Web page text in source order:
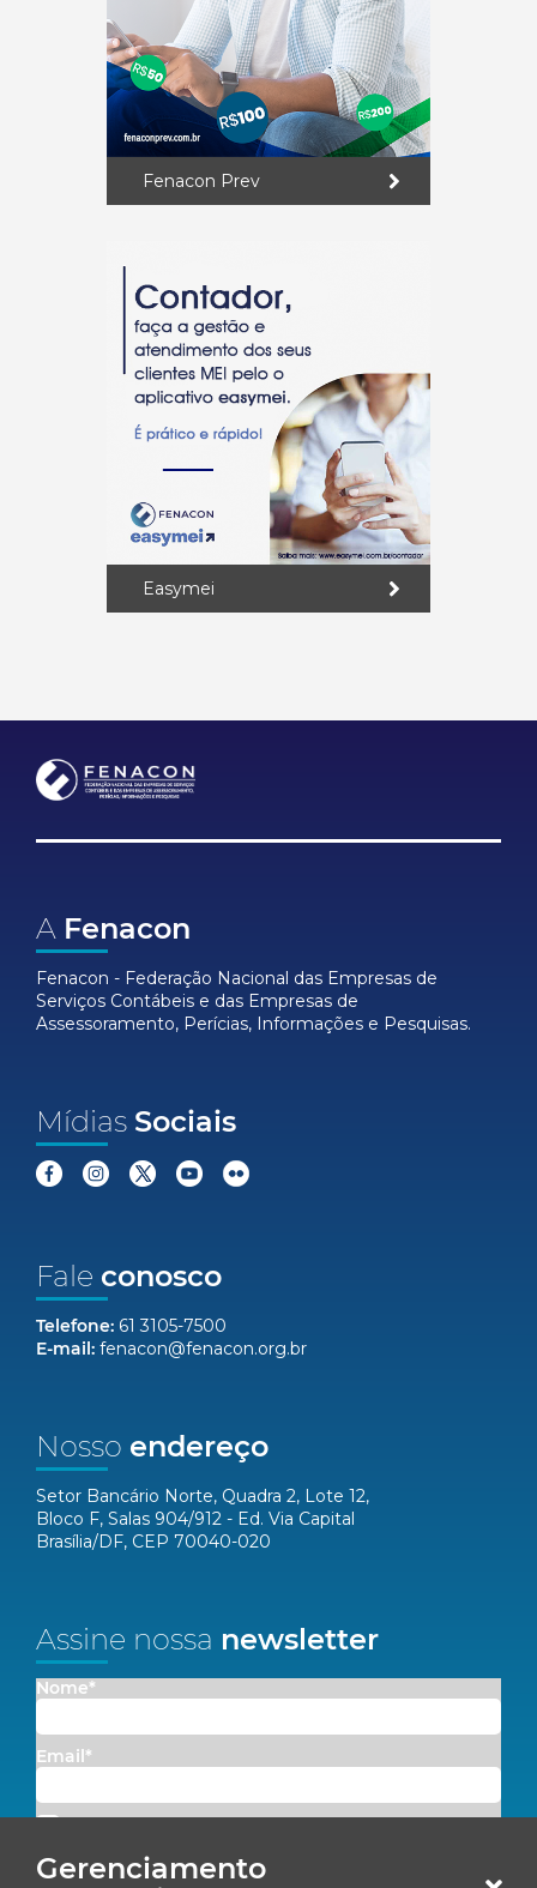
Gerenciamento
Fenacon Prev
Easymei
A Fenacon
Fenacon - Federação Nacional das Empresas de
Serviços Contábeis e das Empresas de
Assessoramento, Perícias, Informações e Pesquisas.
Mídias Sociais
Fale conosco
Telefone: 61 3105-7500
E-mail: fenacon@fenacon.org.br
Nosso endereço
Setor Bancário Norte, Quadra 2, Lote 12,
Bloco F, Salas 904/912 - Ed. Via Capital
Brasília/DF, CEP 70040-020
Assine nossa newsletter
Nome*
Email*
Cadastrar